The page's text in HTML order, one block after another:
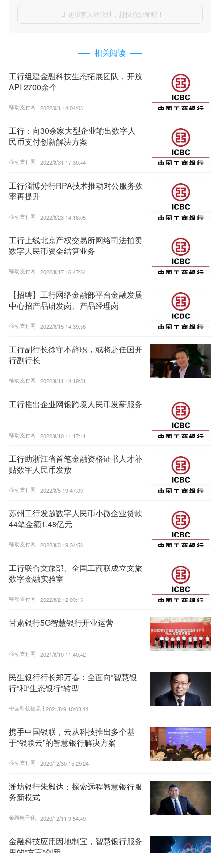
 还没有人评论过，赶快抢沙发吧！
相关阅读
工行组建金融科技生态拓展团队，开放
API 2700余个
移动支付网 | 2022/9/1 14:04:03
工行：向30余家大型企业输出数字人
民币支付创新解决方案
移动支付网 | 2022/8/31 17:30:44
工行淄博分行RPA技术推动对公服务效
率再提升
移动支付网 | 2022/8/23 14:18:05
工行上线北京产权交易所网络司法拍卖
数字人民币资金结算业务
移动支付网 | 2022/8/17 16:47:54
【招聘】工行网络金融部平台金融发展
中心招产品研发岗、产品经理岗
移动支付网 | 2022/8/15 14:39:58
工行副行长徐守本辞职，或将赴任国开
行副行长
移动支付网 | 2022/8/11 14:19:51
工行推出企业网银跨境人民币发薪服务
移动支付网 | 2022/8/10 11:17:11
工行助浙江省首笔金融资格证书人才补
贴数字人民币发放
移动支付网 | 2022/8/5 19:47:09
苏州工行发放数字人民币小微企业贷款
44笔金额1.48亿元
移动支付网 | 2022/8/3 19:34:58
工行联合文旅部、全国工商联成立文旅
数字金融实验室
移动支付网 | 2022/8/2 12:09:15
甘肃银行5G智慧银行开业运营
移动支付网 | 2021/8/10 11:40:42
民生银行行长郑万春：全面向“智慧银
行”和“生态银行”转型
中国科技信息 | 2021/8/9 10:03:44
携手中国银联，云从科技推出多个基
于“银联云”的智慧银行解决方案
移动支付网 | 2020/12/30 15:29:24
潍坊银行朱毅达：探索远程智慧银行服
务新模式
金融电子化 | 2020/12/11 9:54:49
金融科技应用因地制宜，智慧银行服务